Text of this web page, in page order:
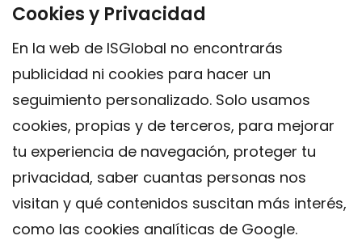
Cookies y Privacidad
En la web de ISGlobal no encontrarás
publicidad ni cookies para hacer un
seguimiento personalizado. Solo usamos
cookies, propias y de terceros, para mejorar
tu experiencia de navegación, proteger tu
privacidad, saber cuantas personas nos
visitan y qué contenidos suscitan más interés,
como las cookies analíticas de Google.